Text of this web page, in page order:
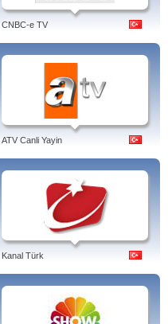
CNBC-e TV
ATV Canli Yayin
Kanal Türk